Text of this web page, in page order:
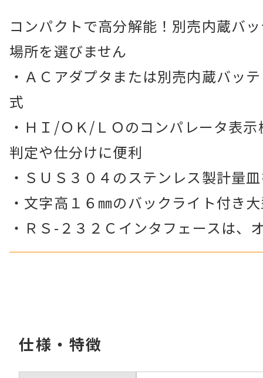
コンパクトで高分解能！別売内蔵バ
場所を選びません
・ＡＣアダプタまたは別売内蔵バッ
式
・ＨＩ/ＯＫ/ＬＯのコンパレータ表
判定や仕分けに便利
・ＳＵＳ３０４のステンレス製計量
・文字高１６㎜のバックライト付き
・ＲＳ-２３２Ｃインタフェースは、
仕様・特徴